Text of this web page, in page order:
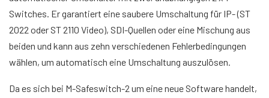
Switches. Er garantiert eine saubere Umschaltung für IP- (ST
2022 oder ST 2110 Video), SDI-Quellen oder eine Mischung aus
beiden und kann aus zehn verschiedenen Fehlerbedingungen
wählen, um automatisch eine Umschaltung auszulösen.
Da es sich bei M-Safeswitch-2 um eine neue Software handelt,